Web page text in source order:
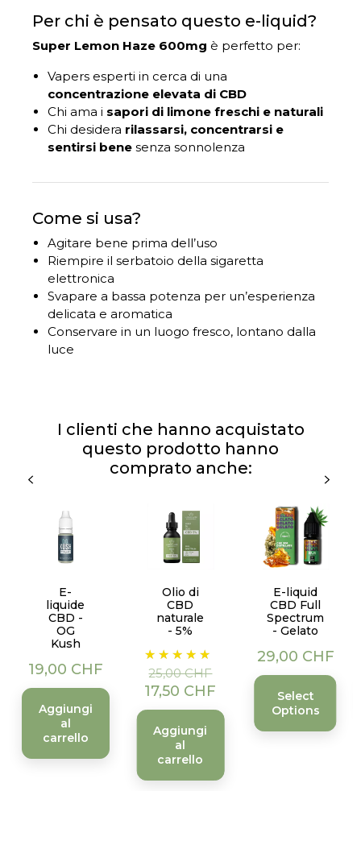
Per chi è pensato questo e-liquid?
Super Lemon Haze 600mg è perfetto per:
Vapers esperti in cerca di una
concentrazione elevata di CBD
Chi ama i sapori di limone freschi e naturali
Chi desidera rilassarsi, concentrarsi e
sentirsi benesenza sonnolenza
Come si usa?
Agitare bene prima dell’uso
Riempire il serbatoio della sigaretta
elettronica
Svapare a bassa potenza per un’esperienza
delicata e aromatica
Conservare in un luogo fresco, lontano dalla
luce
I clienti che hanno acquistato
questo prodotto hanno
comprato anche:
E-
liquide
CBD -
OG
Kush
Prezzo
19,00 CHF
Aggiungi
al
carrello
Olio di
CBD
naturale
- 5%
Prezzo
base
25,00 CHF
Prezzo
17,50 CHF
Aggiungi
al
carrello
E-liquid
CBD Full
Spectrum
- Gelato
Prezzo
29,00 CHF
Select
Options